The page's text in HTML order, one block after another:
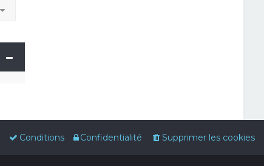
Supprimer les cookies
Confidentialité
Conditions